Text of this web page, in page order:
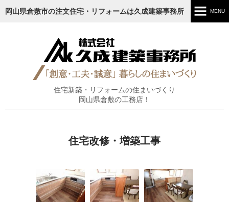
岡山県倉敷市の注文住宅・リフォームは久成建築事務所 MENU
ごあいさつ
施工実績
お知らせ
住宅新築・リフォームの住まいづくり
岡山県倉敷の工務店！
住宅改修・増築工事